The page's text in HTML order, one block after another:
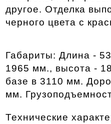
другое. Отделка
черного цвета с
Габариты: Длина -
1965 мм., высота -
базе в 3110 мм.
мм.
Технические